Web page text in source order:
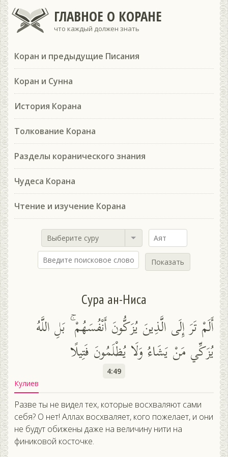
ГЛАВНОЕ О КОРАНЕ
что каждый должен знать
Коран и предыдущие Писания
Коран и Сунна
История Корана
Толкование Корана
Разделы коранического знания
Чудеса Корана
Чтение и изучение Корана
Выберите суру
Показать
Сура ан-Ниса
أَلَمْ تَرَ إِلَى الَّذِينَ يُزَكُّونَ أَنْفُسَهُمْ ۚ بَلِ اللَّهُ
يُزَكِّي مَنْ يَشَاءُ وَلَا يُظْلَمُونَ فَتِيلًا
4:49
Кулиев
Разве ты не видел тех, которые восхваляют сами
себя? О нет! Аллах восхваляет, кого пожелает, и они
не будут обижены даже на величину нити на
финиковой косточке.